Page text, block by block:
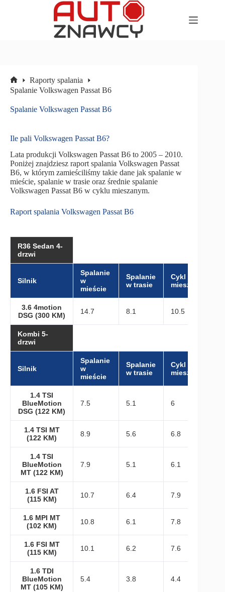
Strona
główna
Raporty spalania
Spalanie Volkswagen Passat B6
Spalanie Volkswagen Passat B6
Ile pali Volkswagen Passat B6?
Lata produkcji Volkswagen Passat B6 to 2005 – 2010.
Poniżej znajdziesz raport spalania Volkswagen Passat
B6, w którym zamieściliśmy takie dane jak spalanie w
mieście, spalanie w trasie oraz średnie spalanie
Volkswagen Passat B6 w cyklu mieszanym.
Raport spalania Volkswagen Passat B6
R36 Sedan 4-
drzwi
Silnik
Spalanie
w
mieście
Spalanie
w trasie
Cykl
mieszany
3.6 4motion
DSG (300 KM)
14.7 8.1 10.5
Kombi 5-
drzwi
Silnik
Spalanie
w
mieście
Spalanie
w trasie
Cykl
mieszany
1.4 TSI
BlueMotion
DSG (122 KM)
7.5 5.1 6
1.4 TSI MT
(122 KM)
8.9 5.6 6.8
1.4 TSI
BlueMotion
MT (122 KM)
7.9 5.1 6.1
1.6 FSI AT
(115 KM)
10.7 6.4 7.9
1.6 MPI MT
(102 KM)
10.8 6.1 7.8
1.6 FSI MT
(115 KM)
10.1 6.2 7.6
1.6 TDI
BlueMotion
MT (105 KM)
5.4 3.8 4.4